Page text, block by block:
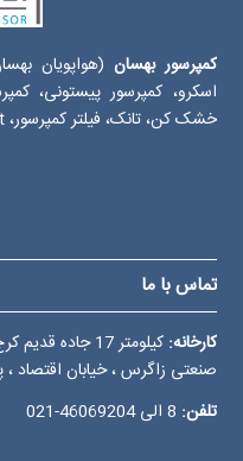
کمپرسور بهسان (هواپویان
اسکرو، کمپرسور پیستونی،
خشک کن، تانک، فیلتر کمپرسور، air unit
تماس با ما
کارخانه:
کیلومتر 17
صنعتی زاگرس ، خیابان اقتصاد ،
تلفن:
46069204-021